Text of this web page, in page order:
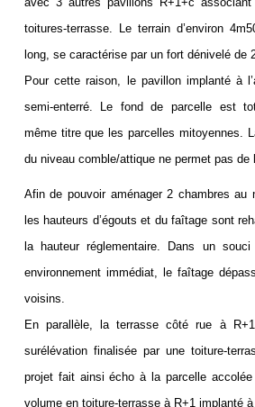
toitures-terrasse.
Le terrain d’environ
long, se caractérise par un fort dénivelé de
Pour cette raison, le pavillon implanté à
semi-enterré. Le fond de parcelle est
même titre que les parcelles mitoyennes.
du niveau comble/attique ne permet pas de
Afin de pouvoir aménager 2 chambres au
les hauteurs d’égouts et du faîtage sont
la hauteur réglementaire.
Dans un souci
environnement immédiat, le faîtage
voisins.
En parallèle, la terrasse côté rue à
surélévation finalisée par une toiture-
projet fait ainsi écho à la parcelle
volume en toiture-terrasse à R+1 implanté à